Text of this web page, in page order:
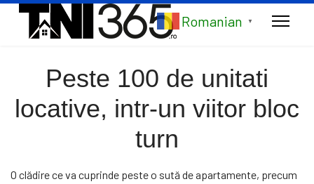
Romanian ▼
Peste 100 de unitati
locative, intr-un viitor bloc
turn
O clădire ce va cuprinde peste o sută de apartamente, precum